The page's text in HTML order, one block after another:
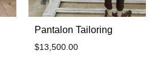
Pantalon Tailoring
$13,500.00